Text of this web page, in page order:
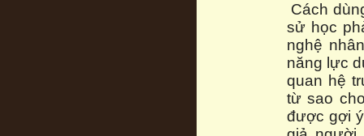
Cách
sử học
nghệ
năng lực
quan hệ
từ sao
được gợi